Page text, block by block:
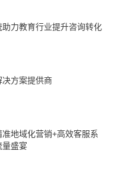
力教育行业提升咨询转化
方案提供商
准地域化营销+高效客服系
量盛宴